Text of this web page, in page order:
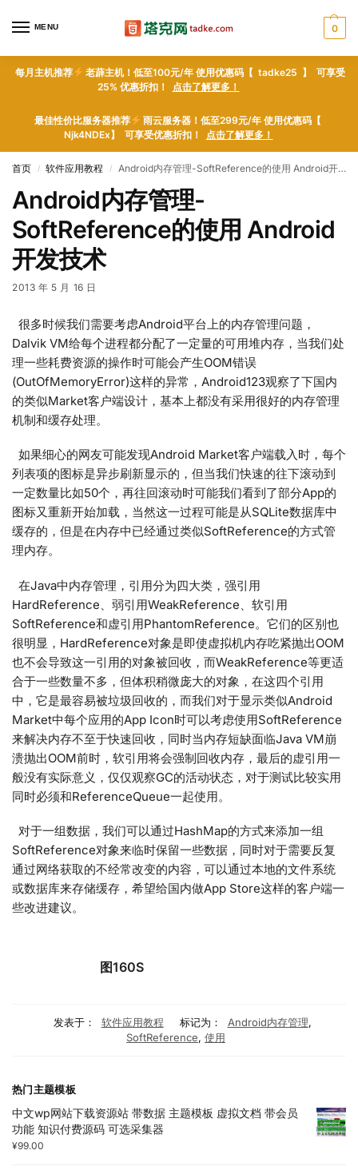
MENU 0
每月主机推荐
老薜主机！低至100元/年 使用优惠码【 tadke25 】 可享受
25% 优惠折扣！ 点击了解更多！
最佳性价比服务器推荐
雨云服务器！低至299元/年 使用优惠码【
Njk4NDEx】 可享受优惠折扣！ 点击了解更多！
首页 / 软件应用教程 / Android内存管理-SoftReference的使用 Android开发技术
Android内存管理-
SoftReference的使用 Android
开发技术
2013 年 5 月 16 日
很多时候我们需要考虑Android平台上的内存管理问题，
Dalvik VM给每个进程都分配了一定量的可用堆内存，当我们处
理一些耗费资源的操作时可能会产生OOM错误
(OutOfMemoryError)这样的异常，Android123观察了下国内
的类似Market客户端设计，基本上都没有采用很好的内存管理
机制和缓存处理。
如果细心的网友可能发现Android Market客户端载入时，每个
列表项的图标是异步刷新显示的，但当我们快速的往下滚动到
一定数量比如50个，再往回滚动时可能我们看到了部分App的
图标又重新开始加载，当然这一过程可能是从SQLite数据库中
缓存的，但是在内存中已经通过类似SoftReference的方式管
理内存。
在Java中内存管理，引用分为四大类，强引用
HardReference、弱引用WeakReference、软引用
SoftReference和虚引用PhantomReference。它们的区别也
很明显，HardReference对象是即使虚拟机内存吃紧抛出OOM
也不会导致这一引用的对象被回收，而WeakReference等更适
合于一些数量不多，但体积稍微庞大的对象，在这四个引用
中，它是最容易被垃圾回收的，而我们对于显示类似Android
Market中每个应用的App Icon时可以考虑使用SoftReference
来解决内存不至于快速回收，同时当内存短缺面临Java VM崩
溃抛出OOM前时，软引用将会强制回收内存，最后的虚引用一
般没有实际意义，仅仅观察GC的活动状态，对于测试比较实用
同时必须和ReferenceQueue一起使用。
对于一组数据，我们可以通过HashMap的方式来添加一组
SoftReference对象来临时保留一些数据，同时对于需要反复
通过网络获取的不经常改变的内容，可以通过本地的文件系统
或数据库来存储缓存，希望给国内做App Store这样的客户端一
些改进建议。
图160S
发表于： 软件应用教程 标记为： Android内存管理,
SoftReference, 使用
热门主题模板
中文wp网站下载资源站 带数据 主题模板 虚拟文档 带会员
功能 知识付费源码 可选采集器
¥99.00